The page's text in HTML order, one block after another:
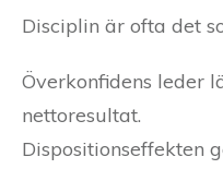
Disciplin är ofta det
Överkonfidens leder
nettoresultat.
Dispositionseffekten